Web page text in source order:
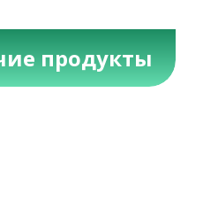
продукты